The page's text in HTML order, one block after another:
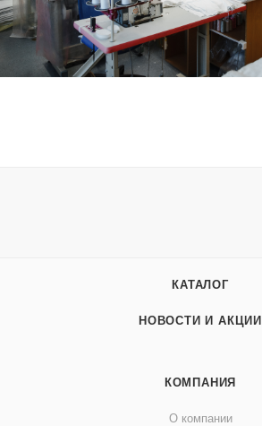
КАТАЛОГ
НОВОСТИ И АКЦИИ
КОМПАНИЯ
О компании